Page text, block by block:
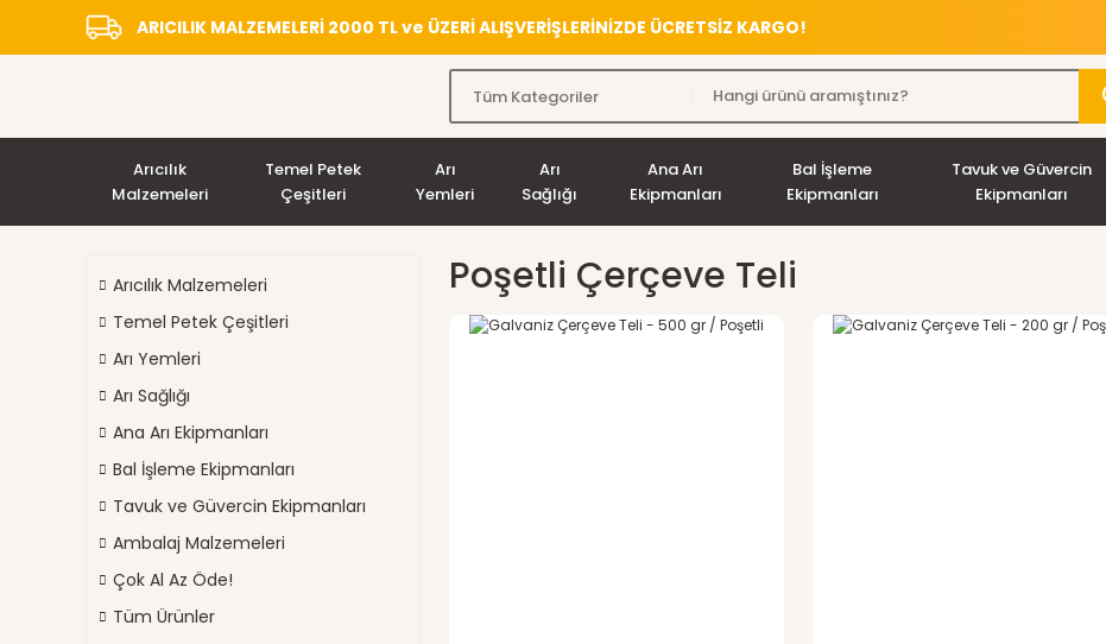
ARICILIK MALZEMELERİ 2000 TL ve ÜZERİ ALIŞVERİŞLERİNİZDE ÜCRETSİZ KARGO!
Arıcılık
Malzemeleri
Temel Petek
Çeşitleri
Arı
Yemleri
Arı
Sağlığı
Ana Arı
Ekipmanları
Bal İşleme
Ekipmanları
Tavuk ve Güvercin
Ekipmanları
Arıcılık Malzemeleri
Temel Petek Çeşitleri
Arı Yemleri
Arı Sağlığı
Ana Arı Ekipmanları
Bal İşleme Ekipmanları
Tavuk ve Güvercin Ekipmanları
Ambalaj Malzemeleri
Çok Al Az Öde!
Tüm Ürünler
Poşetli Çerçeve Teli